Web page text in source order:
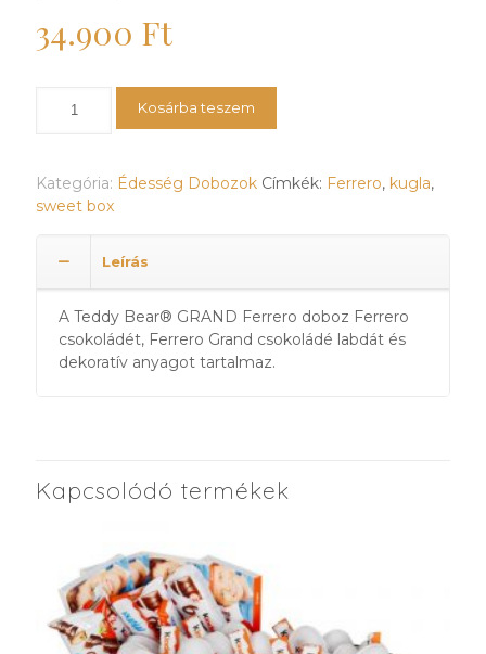
34.900 Ft
Bear
Ferrero
box
mennyiség
Kosárba teszem
Kategória: Édesség Dobozok Címkék: Ferrero, kugla,
sweet box
Leírás
A Teddy Bear® GRAND Ferrero doboz Ferrero
csokoládét, Ferrero Grand csokoládé labdát és
dekoratív anyagot tartalmaz.
Kapcsolódó termékek